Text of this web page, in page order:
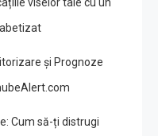
și Prognoze
Cum să-ți distrugi